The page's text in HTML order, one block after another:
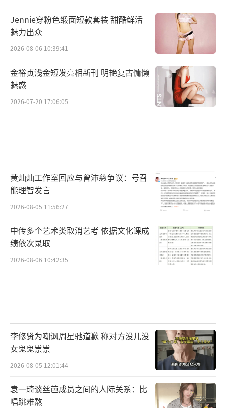
Jennie穿粉色缎面短款套装 甜酷鲜活
魅力出众
2026-08-06 10:39:41
金裕贞浅金短发亮相新刊 明艳复古慵懒
魅惑
2026-07-20 17:06:05
黄灿灿工作室回应与曾沛慈争议：号召
能理智发言
2026-08-05 11:56:27
中传多个艺术类取消艺考 依据文化课成
绩依次录取
2026-08-06 10:42:35
李修贤为嘲讽周星驰道歉 称对方没儿没
女鬼鬼祟祟
2026-08-05 12:01:44
袁一琦谈丝芭成员之间的人际关系：比
唱跳难熬